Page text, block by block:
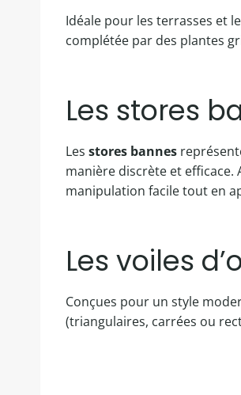
Idéale pour les terrasses et
complétée par des plantes
Les stores
Les stores bannes
manière discrète et efficace.
manipulation facile tout en
Les voiles
Conçues pour un style
(triangulaires, carrées ou